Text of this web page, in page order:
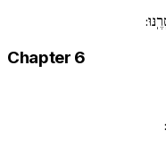
Chapter 6